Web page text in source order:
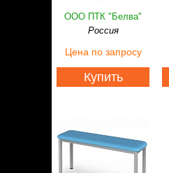
ООО ПТК "Белва"
Россия
Цена по запросу
Купить